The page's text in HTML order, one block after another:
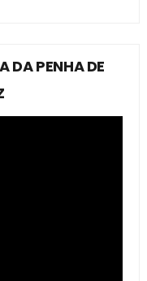
DA PENHA DE